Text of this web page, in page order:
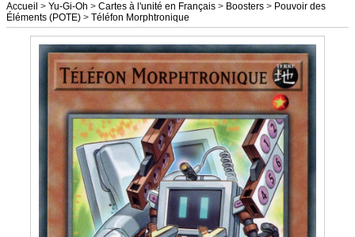
Accueil > Yu-Gi-Oh > Cartes à l'unité en Français > Boosters > Pouvoir des
Éléments (POTE) > Téléfon Morphtronique